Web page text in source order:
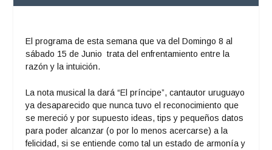
El programa de esta semana que va del Domingo 8 al
sábado 15 de Junio trata del enfrentamiento entre la
razón y la intuición.
La nota musical la dará “El príncipe”, cantautor uruguayo
ya desaparecido que nunca tuvo el reconocimiento que
se mereció y por supuesto ideas, tips y pequeños datos
para poder alcanzar (o por lo menos acercarse) a la
felicidad, si se entiende como tal un estado de armonía y